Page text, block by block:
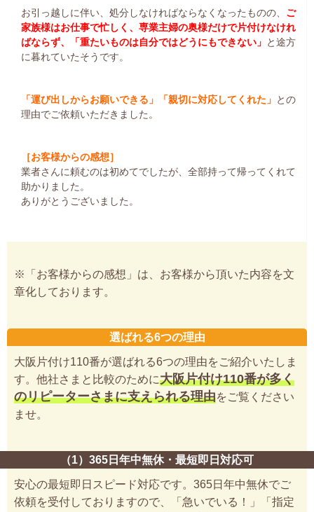
お引っ越しに伴い、処分しなければならなくなったものの、 ご
家族様はお仕事で忙しく、専業主婦の奥様だけで片付けなけれ
ばならず、「重たいものは自分ではどうにもできない」 と途方
に暮れていたそうです。
「運び出しからお願いできる」「親切に対応してくれた」 との
理由でご依頼いただきました。
［お客様からの感想］
業者さんに頼むのは初めてでしたが、全部持って帰ってくれて
助かりました。
ありがとうございました。
※「お客様からの感想」は、お客様から頂いた内容を文
章化しております。
選ばれる6つの理由
大阪片付け110番が選ばれる6つの理由をご紹介いたしま
す。他社さまと比較のために大阪片付け110番が多く
のリピーターさまに支えられる理由をご覧ください
ませ。
（1）365日年中無休・最短即日対応可
安心の最短即日スピード対応です。365日年中無休でご
依頼を受付しておりますので、「急いでいる！」「指定